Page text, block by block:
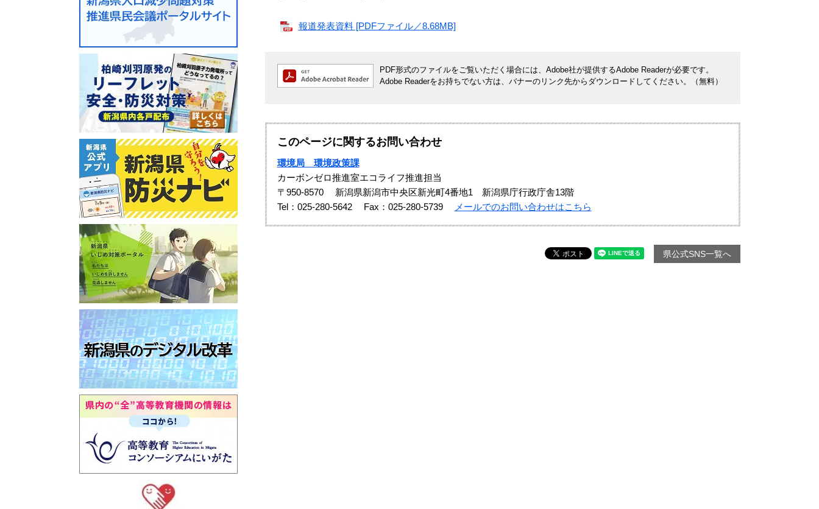
報道発表資料 [PDFファイル／8.68MB]
PDF形式のファイルをご覧いただく場合には、Adobe社が提供するAdobe Readerが必要です。
Adobe Readerをお持ちでない方は、バナーのリンク先からダウンロードしてください。（無料）
このページに関するお問い合わせ
環境局 環境政策課
カーボンゼロ推進室エコライフ推進担当
〒950-8570
新潟県新潟市中央区新光町4番地1 新潟県庁行政庁舎13階
Tel：025-280-5642
Fax：025-280-5739 メールでのお問い合わせはこちら
県公式SNS一覧へ